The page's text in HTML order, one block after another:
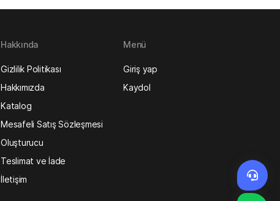
Hakkında
Gizlilik Politikası
Hakkımızda
Katalog
Mesafeli Satış Sözleşmesi
Oluşturucu
Teslimat ve İade
İletişim
Menü
Giriş yap
Kaydol